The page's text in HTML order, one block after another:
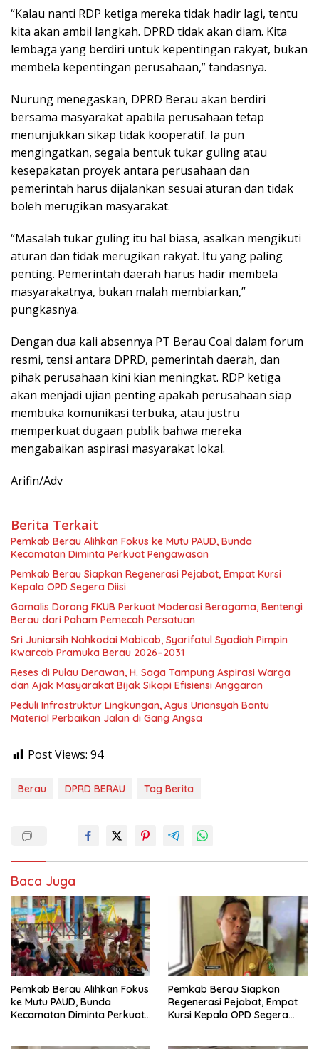
“Kalau nanti RDP ketiga mereka tidak hadir lagi, tentu
kita akan ambil langkah. DPRD tidak akan diam. Kita
lembaga yang berdiri untuk kepentingan rakyat, bukan
membela kepentingan perusahaan,” tandasnya.
Nurung menegaskan, DPRD Berau akan berdiri
bersama masyarakat apabila perusahaan tetap
menunjukkan sikap tidak kooperatif. Ia pun
mengingatkan, segala bentuk tukar guling atau
kesepakatan proyek antara perusahaan dan
pemerintah harus dijalankan sesuai aturan dan tidak
boleh merugikan masyarakat.
“Masalah tukar guling itu hal biasa, asalkan mengikuti
aturan dan tidak merugikan rakyat. Itu yang paling
penting. Pemerintah daerah harus hadir membela
masyarakatnya, bukan malah membiarkan,”
pungkasnya.
Dengan dua kali absennya PT Berau Coal dalam forum
resmi, tensi antara DPRD, pemerintah daerah, dan
pihak perusahaan kini kian meningkat. RDP ketiga
akan menjadi ujian penting apakah perusahaan siap
membuka komunikasi terbuka, atau justru
memperkuat dugaan publik bahwa mereka
mengabaikan aspirasi masyarakat lokal.
Arifin/Adv
Berita Terkait
Pemkab Berau Alihkan Fokus ke Mutu PAUD, Bunda
Kecamatan Diminta Perkuat Pengawasan
Pemkab Berau Siapkan Regenerasi Pejabat, Empat Kursi
Kepala OPD Segera Diisi
Gamalis Dorong FKUB Perkuat Moderasi Beragama, Bentengi
Berau dari Paham Pemecah Persatuan
Sri Juniarsih Nahkodai Mabicab, Syarifatul Syadiah Pimpin
Kwarcab Pramuka Berau 2026–2031
Reses di Pulau Derawan, H. Saga Tampung Aspirasi Warga
dan Ajak Masyarakat Bijak Sikapi Efisiensi Anggaran
Peduli Infrastruktur Lingkungan, Agus Uriansyah Bantu
Material Perbaikan Jalan di Gang Angsa
Post Views: 94
Berau DPRD BERAU Tag Berita
Baca Juga
Pemkab Berau Alihkan Fokus
ke Mutu PAUD, Bunda
Kecamatan Diminta Perkuat
Pemkab Berau Siapkan
Regenerasi Pejabat, Empat
Kursi Kepala OPD Segera